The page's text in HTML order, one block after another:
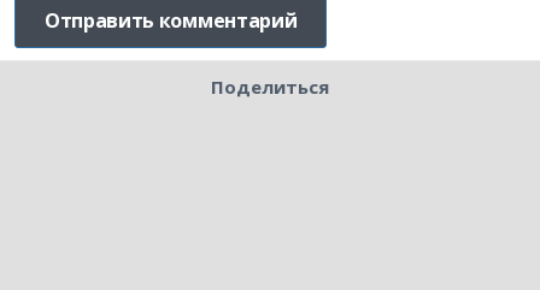
Поделиться